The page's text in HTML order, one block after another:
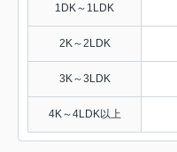
1DK～1LDK
2K～2LDK
3K～3LDK
4K～4LDK以上